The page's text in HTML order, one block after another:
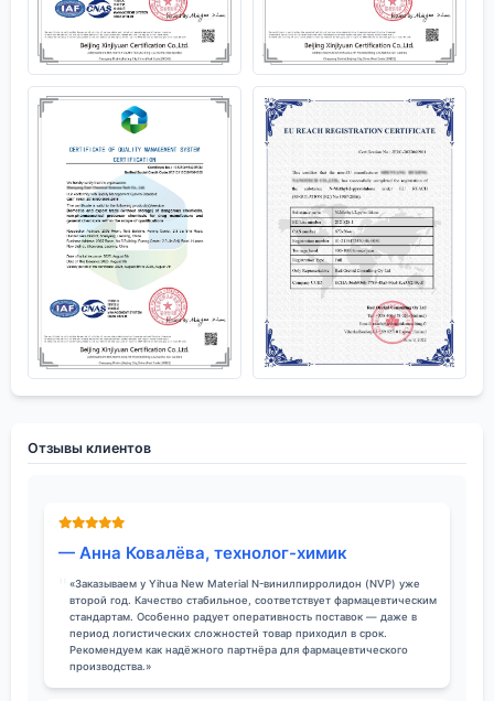
Отзывы клиентов
— Анна Ковалёва, технолог-химик
«Заказываем у Yihua New Material N-винилпирролидон (NVP) уже
второй год. Качество стабильное, соответствует фармацевтическим
стандартам. Особенно радует оперативность поставок — даже в
период логистических сложностей товар приходил в срок.
Рекомендуем как надёжного партнёра для фармацевтического
производства.»